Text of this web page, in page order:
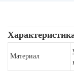
Материал